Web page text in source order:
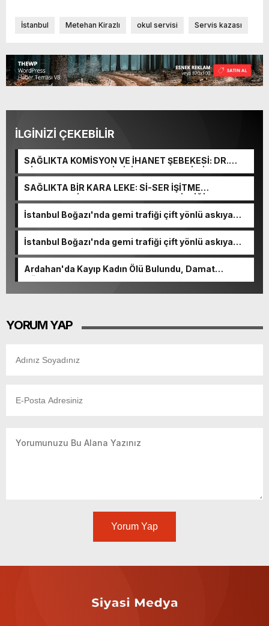
İstanbul Metehan Kirazlı okul servisi Servis kazası
İLGİNİZİ ÇEKEBİLİR
SAĞLIKTA KOMİSYON VE İHANET ŞEBEKESİ: DR.
NİHAT URUÇ VE SEMİH İŞİTME MERKEZİ’NİN SGK
VURGUNU!
SAĞLIKTA BİR KARA LEKE: Sİ-SER İŞİTME
MERKEZLERİ VE MODERN UMUT TACİRLİĞİ
İstanbul Boğazı'nda gemi trafiği çift yönlü askıya
İstanbul Boğazı'nda gemi trafiği çift yönlü askıya
Ardahan'da Kayıp Kadın Ölü Bulundu, Damat
Gözaltında
YORUM YAP
Yorum Yap